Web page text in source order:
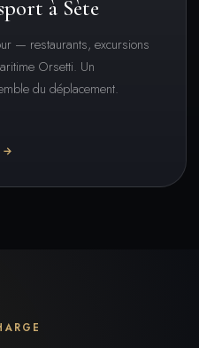
à Sète
— restaurants, excursions
Orsetti. Un
du déplacement.
→